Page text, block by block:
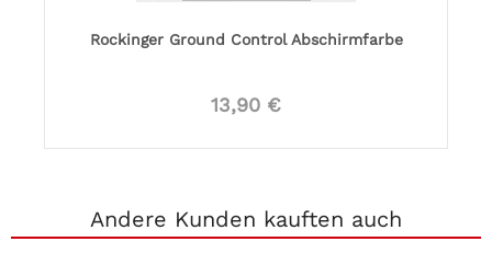
Rockinger Ground Control Abschirmfarbe
13,90 €
Andere Kunden kauften auch